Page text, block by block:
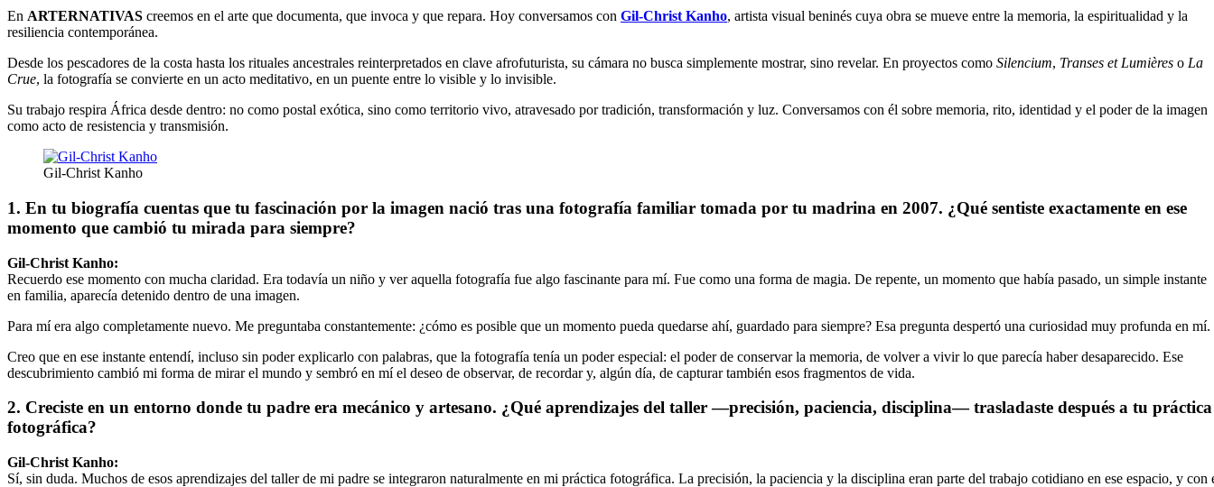
En ARTERNATIVAS creemos en el arte que documenta, que invoca y que repara. Hoy conversamos con Gil-Christ Kanho, artista visual beninés cuya obra se mueve entre la memoria, la espiritualidad y la
resiliencia contemporánea.
Desde los pescadores de la costa hasta los rituales ancestrales reinterpretados en clave afrofuturista, su cámara no busca simplemente mostrar, sino revelar. En proyectos como Silencium, Transes et Lumières o La
Crue, la fotografía se convierte en un acto meditativo, en un puente entre lo visible y lo invisible.
Su trabajo respira África desde dentro: no como postal exótica, sino como territorio vivo, atravesado por tradición, transformación y luz. Conversamos con él sobre memoria, rito, identidad y el poder de la imagen
como acto de resistencia y transmisión.
Gil-Christ Kanho
1. En tu biografía cuentas que tu fascinación por la imagen nació tras una fotografía familiar tomada por tu madrina en 2007. ¿Qué sentiste exactamente en ese
momento que cambió tu mirada para siempre?
Gil-Christ Kanho:
Recuerdo ese momento con mucha claridad. Era todavía un niño y ver aquella fotografía fue algo fascinante para mí. Fue como una forma de magia. De repente, un momento que había pasado, un simple instante
en familia, aparecía detenido dentro de una imagen.
Para mí era algo completamente nuevo. Me preguntaba constantemente: ¿cómo es posible que un momento pueda quedarse ahí, guardado para siempre? Esa pregunta despertó una curiosidad muy profunda en mí.
Creo que en ese instante entendí, incluso sin poder explicarlo con palabras, que la fotografía tenía un poder especial: el poder de conservar la memoria, de volver a vivir lo que parecía haber desaparecido. Ese
descubrimiento cambió mi forma de mirar el mundo y sembró en mí el deseo de observar, de recordar y, algún día, de capturar también esos fragmentos de vida.
2. Creciste en un entorno donde tu padre era mecánico y artesano. ¿Qué aprendizajes del taller —precisión, paciencia, disciplina— trasladaste después a tu práctica
fotográfica?
Gil-Christ Kanho:
Sí, sin duda. Muchos de esos aprendizajes del taller de mi padre se integraron naturalmente en mi práctica fotográfica. La precisión, la paciencia y la disciplina eran parte del trabajo cotidiano en ese espacio, y con